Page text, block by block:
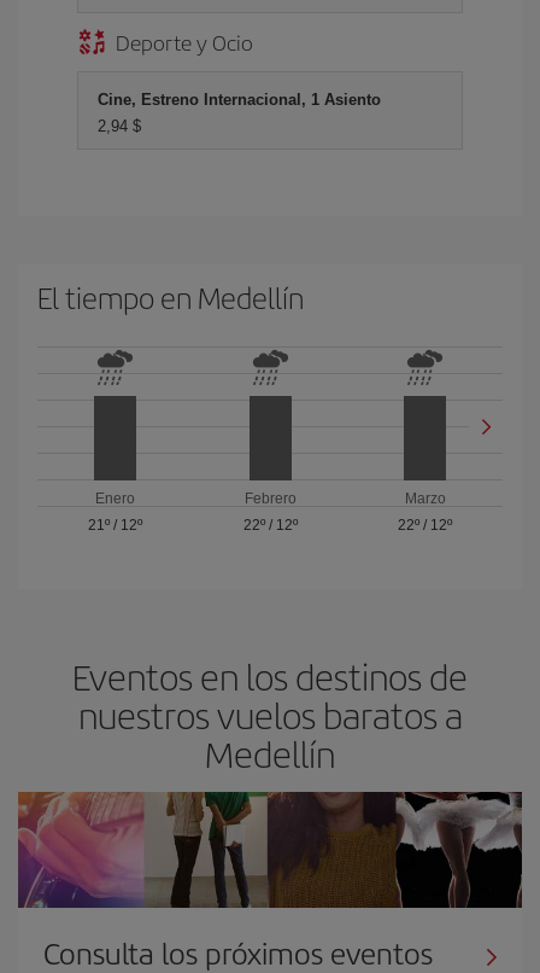
Deporte y Ocio
Cine, Estreno Internacional, 1 Asiento
2,94 $
El tiempo en Medellín
Enero
21º/ 12º
Febrero
22º/ 12º
Marzo
22º / 12º
Eventos en los destinos de
nuestros vuelos baratos a
Medellín
Consulta los próximos eventos